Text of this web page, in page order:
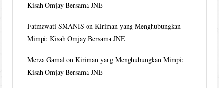
Kisah Omjay Bersama JNE
Fatmawati SMANIS onKiriman yang Menghubungkan
Mimpi: Kisah Omjay Bersama JNE
Merza Gamal onKiriman yang Menghubungkan Mimpi:
Kisah Omjay Bersama JNE